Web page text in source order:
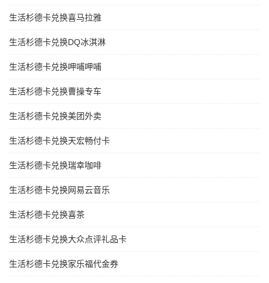
生活杉德卡兑换喜马拉雅
生活杉德卡兑换DQ冰淇淋
生活杉德卡兑换呷哺呷哺
生活杉德卡兑换曹操专车
生活杉德卡兑换美团外卖
生活杉德卡兑换天宏畅付卡
生活杉德卡兑换瑞幸咖啡
生活杉德卡兑换网易云音乐
生活杉德卡兑换喜茶
生活杉德卡兑换大众点评礼品卡
生活杉德卡兑换家乐福代金券